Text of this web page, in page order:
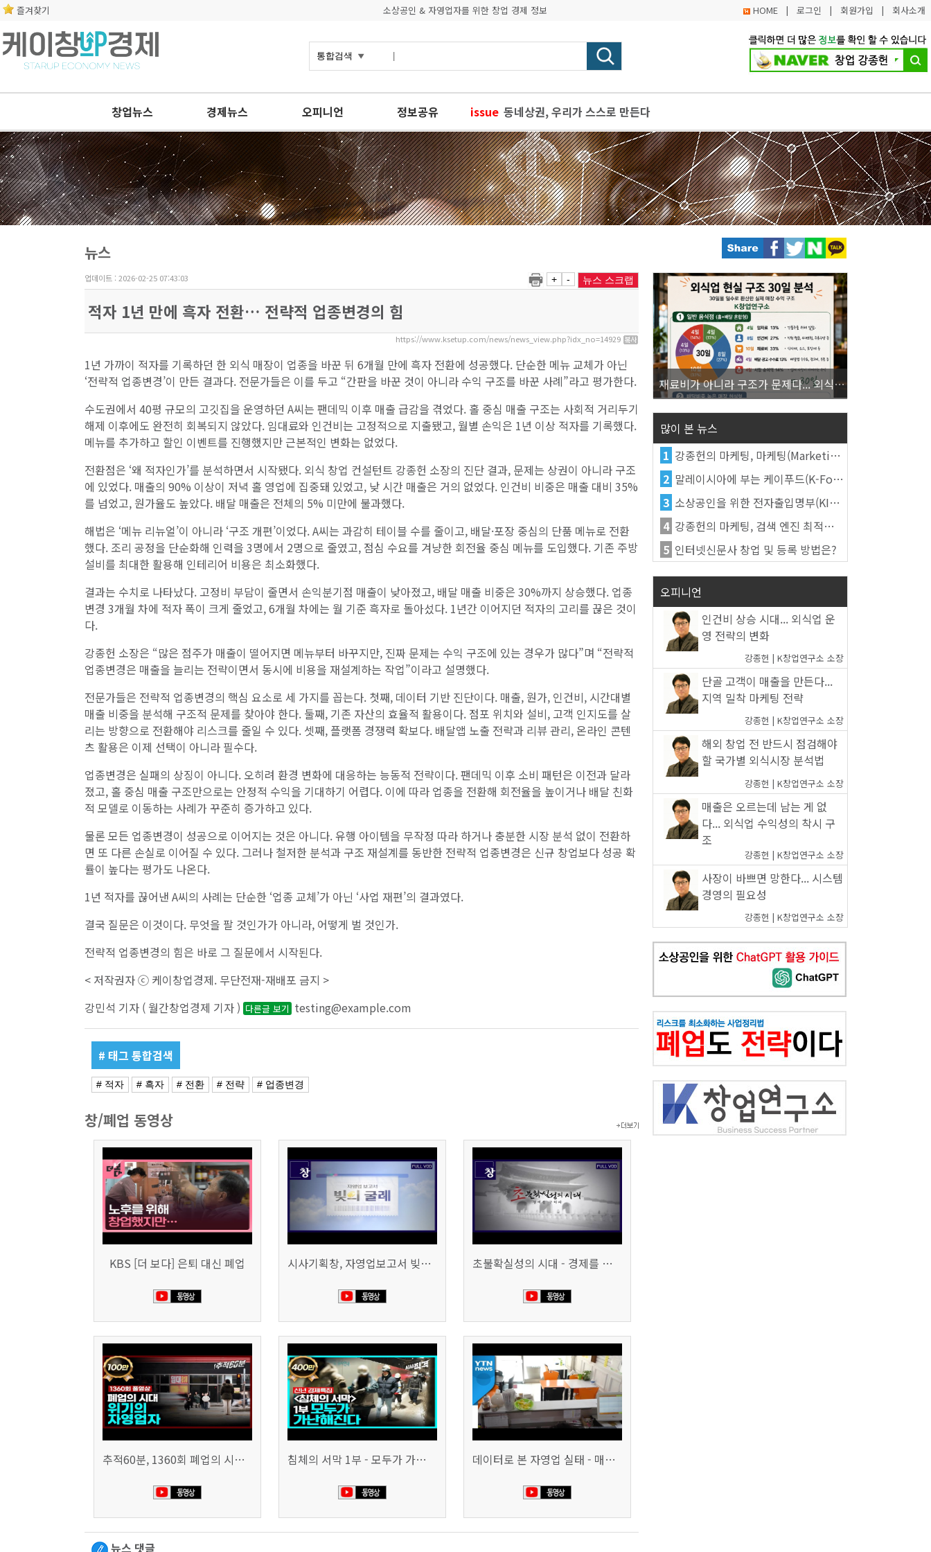
즐겨찾기 소상공인 & 자영업자를 위한 창업 경제 정보 HOME| 로그인 | 회원가입 | 회사소개
창업뉴스 경제뉴스 오피니언 정보공유 issue 동네상권, 우리가 스스로 만든다
경기도사회적경제원, 사회적경제 컨설턴트 교육 참여 수강생 모집
경기도, 데이터 산업 육성 지원 사업 참여기업 모집, 최대 3천만 원까지 지원
경기도, 사회적경제기업도 가맹(프랜차이즈)기업으로 육성. 영향력 키운다
경기금융복지센터, 수원회생법원과 금융취약계층 신속 재기 위한 3대 사업 시행
뉴스
업데이트 : 2026-02-25 07:43:03 + - 뉴스 스크랩
적자 1년 만에 흑자 전환… 전략적 업종변경의 힘
https://www.ksetup.com/news/news_view.php?idx_no=14929
1년 가까이 적자를 기록하던 한 외식 매장이 업종을 바꾼 뒤 6개월 만에 흑자 전환에 성공했다. 단순한 메뉴 교체가 아닌
‘전략적 업종변경’이 만든 결과다. 전문가들은 이를 두고 “간판을 바꾼 것이 아니라 수익 구조를 바꾼 사례”라고 평가한다.
수도권에서 40평 규모의 고깃집을 운영하던 A씨는 팬데믹 이후 매출 급감을 겪었다. 홀 중심 매출 구조는 사회적 거리두기
해제 이후에도 완전히 회복되지 않았다. 임대료와 인건비는 고정적으로 지출됐고, 월별 손익은 1년 이상 적자를 기록했다.
메뉴를 추가하고 할인 이벤트를 진행했지만 근본적인 변화는 없었다.
전환점은 ‘왜 적자인가’를 분석하면서 시작됐다. 외식 창업 컨설턴트 강종헌 소장의 진단 결과, 문제는 상권이 아니라 구조
에 있었다. 매출의 90% 이상이 저녁 홀 영업에 집중돼 있었고, 낮 시간 매출은 거의 없었다. 인건비 비중은 매출 대비 35%
를 넘었고, 원가율도 높았다. 배달 매출은 전체의 5% 미만에 불과했다.
해법은 ‘메뉴 리뉴얼’이 아니라 ‘구조 개편’이었다. A씨는 과감히 테이블 수를 줄이고, 배달·포장 중심의 단품 메뉴로 전환
했다. 조리 공정을 단순화해 인력을 3명에서 2명으로 줄였고, 점심 수요를 겨냥한 회전율 중심 메뉴를 도입했다. 기존 주방
설비를 최대한 활용해 인테리어 비용은 최소화했다.
결과는 수치로 나타났다. 고정비 부담이 줄면서 손익분기점 매출이 낮아졌고, 배달 매출 비중은 30%까지 상승했다. 업종
변경 3개월 차에 적자 폭이 크게 줄었고, 6개월 차에는 월 기준 흑자로 돌아섰다. 1년간 이어지던 적자의 고리를 끊은 것이
다.
강종헌 소장은 “많은 점주가 매출이 떨어지면 메뉴부터 바꾸지만, 진짜 문제는 수익 구조에 있는 경우가 많다”며 “전략적
업종변경은 매출을 늘리는 전략이면서 동시에 비용을 재설계하는 작업”이라고 설명했다.
전문가들은 전략적 업종변경의 핵심 요소로 세 가지를 꼽는다. 첫째, 데이터 기반 진단이다. 매출, 원가, 인건비, 시간대별
매출 비중을 분석해 구조적 문제를 찾아야 한다. 둘째, 기존 자산의 효율적 활용이다. 점포 위치와 설비, 고객 인지도를 살
리는 방향으로 전환해야 리스크를 줄일 수 있다. 셋째, 플랫폼 경쟁력 확보다. 배달앱 노출 전략과 리뷰 관리, 온라인 콘텐
츠 활용은 이제 선택이 아니라 필수다.
업종변경은 실패의 상징이 아니다. 오히려 환경 변화에 대응하는 능동적 전략이다. 팬데믹 이후 소비 패턴은 이전과 달라
졌고, 홀 중심 매출 구조만으로는 안정적 수익을 기대하기 어렵다. 이에 따라 업종을 전환해 회전율을 높이거나 배달 친화
적 모델로 이동하는 사례가 꾸준히 증가하고 있다.
물론 모든 업종변경이 성공으로 이어지는 것은 아니다. 유행 아이템을 무작정 따라 하거나 충분한 시장 분석 없이 전환하
면 또 다른 손실로 이어질 수 있다. 그러나 철저한 분석과 구조 재설계를 동반한 전략적 업종변경은 신규 창업보다 성공 확
률이 높다는 평가도 나온다.
1년 적자를 끊어낸 A씨의 사례는 단순한 ‘업종 교체’가 아닌 ‘사업 재편’의 결과였다.
결국 질문은 이것이다. 무엇을 팔 것인가가 아니라, 어떻게 벌 것인가.
전략적 업종변경의 힘은 바로 그 질문에서 시작된다.
< 저작권자 ⓒ 케이창업경제. 무단전재-재배포 금지 >
강민석 기자 ( 월간창업경제 기자 ) 다른글 보기 testing@example.com
# 태그 통합검색
# 적자 # 흑자 # 전환 # 전략 # 업종변경
창/폐업 동영상
KBS [더 보다] 은퇴 대신 폐업 시사기획창, 자영업보고서 빚의 굴레 507회 (KBS 25.6.10) 초불확실성의 시대 - 경제를 구하라 494회 (KBS 25.2.11)
추적60분, 1360회 폐업의 시대, 위기의 자영업자 침체의 서막 1부 - 모두가 가난해진다 | 시사직격 신년특집 데이터로 본 자영업 실태 - 매출 '뚝', 장수 업소도 '휘청'
뉴스 댓글
재료비가 아니라 구조가 문제다... 외식업 수익을 결정하는 진짜 숫자의 비밀
많이 본 뉴스
1 강종헌의 마케팅, 마케팅(Marketing)의 정의
2 말레이시아에 부는 케이푸드(K-Food) 열풍, 김치가 이어간다
3 소상공인을 위한 전자출입명부(KI-Pass)를 활용한다
4 강종헌의 마케팅, 검색 엔진 최적화(SEO, Search Engine Optimization)란
5 인터넷신문사 창업 및 등록 방법은?
오피니언
인건비 상승 시대... 외식업 운
영 전략의 변화
강종헌 | K창업연구소 소장
단골 고객이 매출을 만든다...
지역 밀착 마케팅 전략
강종헌 | K창업연구소 소장
해외 창업 전 반드시 점검해야
할 국가별 외식시장 분석법
강종헌 | K창업연구소 소장
매출은 오르는데 남는 게 없
다... 외식업 수익성의 착시 구
조
강종헌 | K창업연구소 소장
사장이 바쁘면 망한다... 시스템
경영의 필요성
강종헌 | K창업연구소 소장